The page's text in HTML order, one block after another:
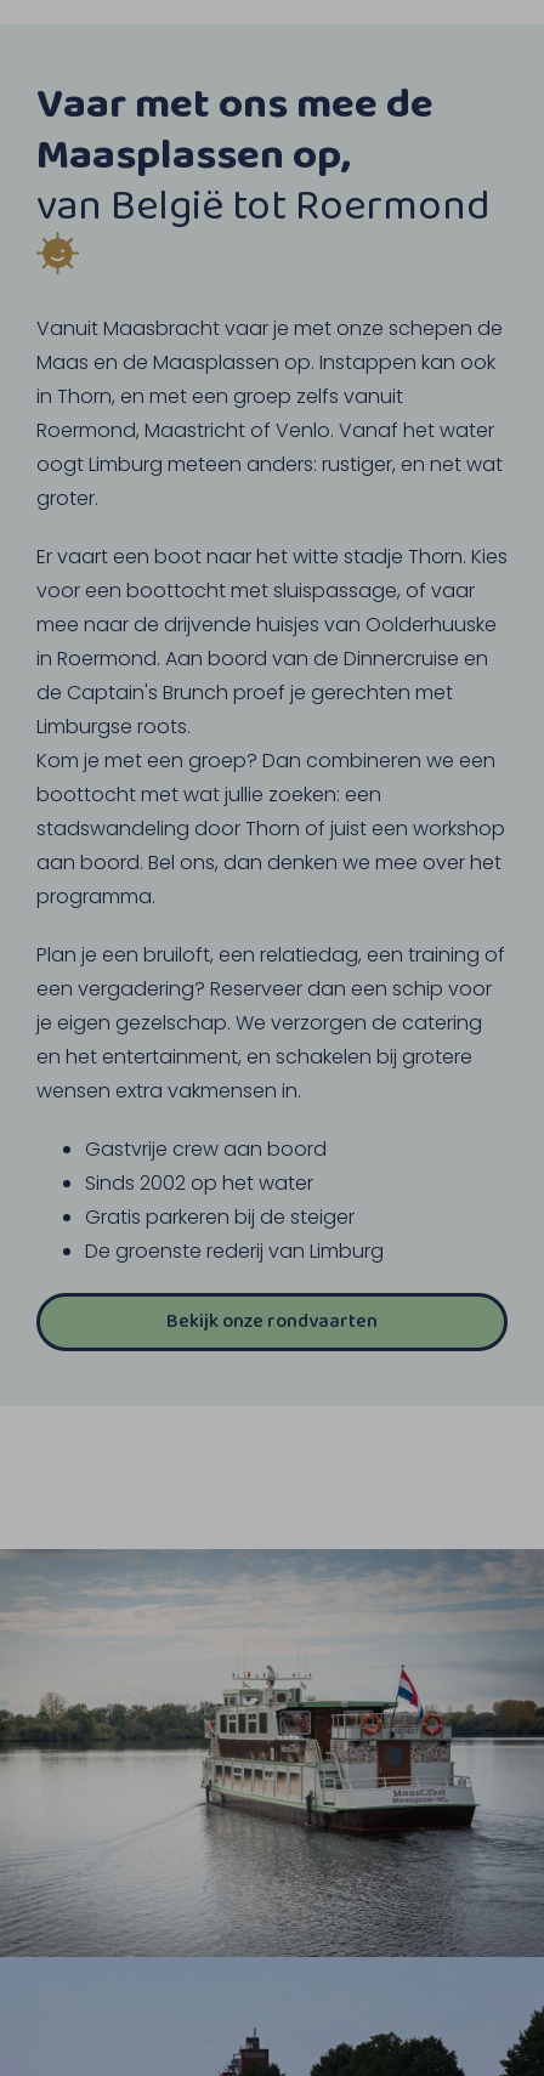
Vaar met ons mee de
Maasplassen op,
van België tot Roermond
Vanuit Maasbracht vaar je met onze schepen de
Maas en de Maasplassen op. Instappen kan ook
in Thorn, en met een groep zelfs vanuit
Roermond, Maastricht of Venlo. Vanaf het water
oogt Limburg meteen anders: rustiger, en net wat
groter.
Er vaart een boot naar het witte stadje Thorn. Kies
voor een boottocht met sluispassage, of vaar
mee naar de drijvende huisjes van Oolderhuuske
in Roermond. Aan boord van de Dinnercruise en
de Captain's Brunch proef je gerechten met
Limburgse roots.
Kom je met een groep? Dan combineren we een
boottocht met wat jullie zoeken: een
stadswandeling door Thorn of juist een workshop
aan boord. Bel ons, dan denken we mee over het
programma.
Plan je een bruiloft, een relatiedag, een training of
een vergadering? Reserveer dan een schip voor
je eigen gezelschap. We verzorgen de catering
en het entertainment, en schakelen bij grotere
wensen extra vakmensen in.
Gastvrije crew aan boord
Sinds 2002 op het water
Gratis parkeren bij de steiger
De groenste rederij van Limburg
Bekijk onze rondvaarten